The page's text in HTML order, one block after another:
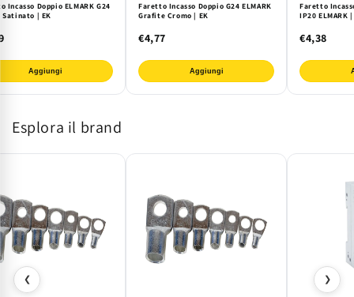
Incasso Doppio ELMARK G24
Satinato | EK
Aggiungi
Faretto Incasso Doppio G24 ELMARK
Grafite Cromo | EK
€4,77
Aggiungi
Faretto
IP20 ELMARK
€4,38
Esplora il brand
❮ ❯